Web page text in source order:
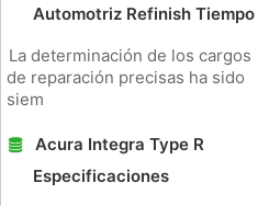
Automotriz Refinish Tiempo
La determinación de los cargos
de reparación precisas ha sido
siem
Acura Integra Type R
Especificaciones